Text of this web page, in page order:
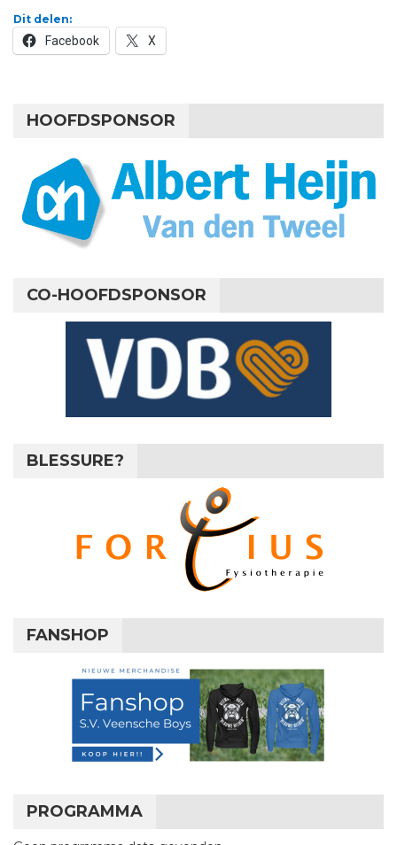
Dit delen:
Facebook X
HOOFDSPONSOR
CO-HOOFDSPONSOR
BLESSURE?
FANSHOP
PROGRAMMA